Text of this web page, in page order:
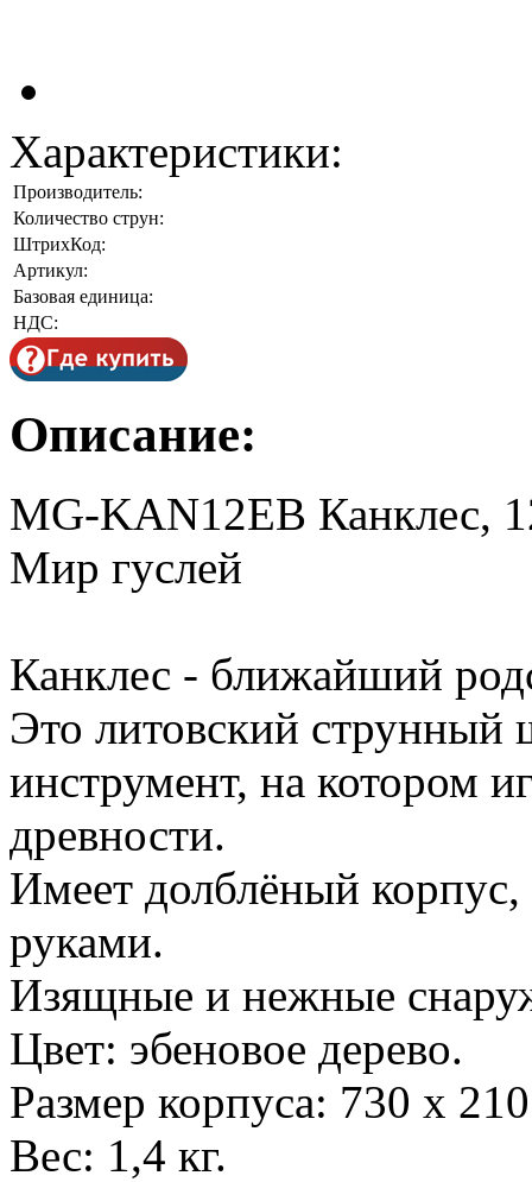
Характеристики:
Производитель:
Количество струн:
ШтрихКод:
Артикул:
Базовая единица:
НДС:
Описание:
MG-KAN12EB Канклес,
Мир гуслей
Канклес - ближайший
Это литовский
инструмент, на котором
древности.
Имеет долблёный
руками.
Изящные и нежные
Цвет: эбеновое дерево.
Размер корпуса: 730 х
Вес: 1,4 кг.